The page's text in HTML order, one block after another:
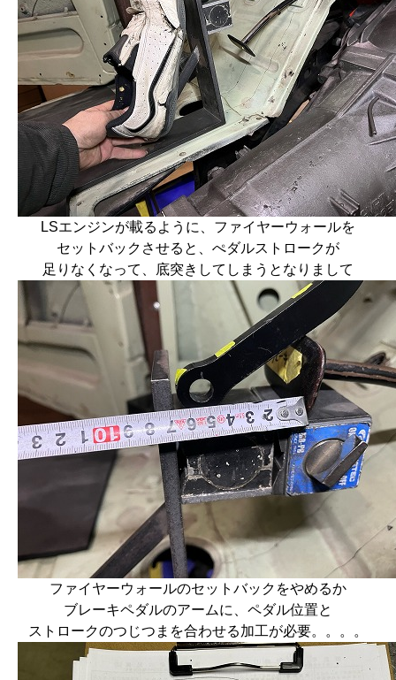
LSエンジンが載るように、ファイヤーウォールを
セットバックさせると、ぺダルストロークが
足りなくなって、底突きしてしまうとなりまして
ファイヤーウォールのセットバックをやめるか
ブレーキペダルのアームに、ペダル位置と
ストロークのつじつまを合わせる加工が必要。。。。